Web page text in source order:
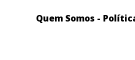
Quem Somos -